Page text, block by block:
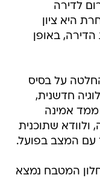
לדירה
היא ציון
באופן
על בסיס
חדשנית,
אמינה
ולוודא שתוכנית
עם המצב בפועל.
המטבח נמצא